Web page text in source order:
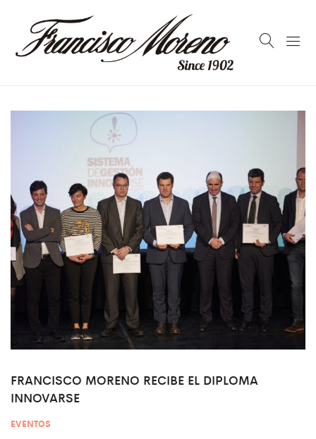
FRANCISCO MORENO RECIBE EL DIPLOMA
INNOVARSE
EVENTOS